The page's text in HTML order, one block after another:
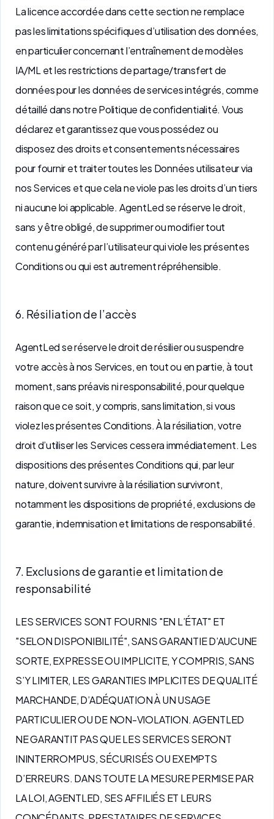
La licence accordée dans cette section ne remplace
pas les limitations spécifiques d’utilisation des données,
en particulier concernant l’entraînement de modèles
IA/ML et les restrictions de partage/transfert de
données pour les données de services intégrés, comme
détaillé dans notre Politique de confidentialité. Vous
déclarez et garantissez que vous possédez ou
disposez des droits et consentements nécessaires
pour fournir et traiter toutes les Données utilisateur via
nos Services et que cela ne viole pas les droits d’un tiers
ni aucune loi applicable. AgentLed se réserve le droit,
sans y être obligé, de supprimer ou modifier tout
contenu généré par l’utilisateur qui viole les présentes
Conditions ou qui est autrement répréhensible.
6. Résiliation de l’accès
AgentLed se réserve le droit de résilier ou suspendre
votre accès à nos Services, en tout ou en partie, à tout
moment, sans préavis ni responsabilité, pour quelque
raison que ce soit, y compris, sans limitation, si vous
violez les présentes Conditions. À la résiliation, votre
droit d’utiliser les Services cessera immédiatement. Les
dispositions des présentes Conditions qui, par leur
nature, doivent survivre à la résiliation survivront,
notamment les dispositions de propriété, exclusions de
garantie, indemnisation et limitations de responsabilité.
7. Exclusions de garantie et limitation de
responsabilité
LES SERVICES SONT FOURNIS "EN L’ÉTAT" ET
"SELON DISPONIBILITÉ", SANS GARANTIE D’AUCUNE
SORTE, EXPRESSE OU IMPLICITE, Y COMPRIS, SANS
S’Y LIMITER, LES GARANTIES IMPLICITES DE QUALITÉ
MARCHANDE, D’ADÉQUATION À UN USAGE
PARTICULIER OU DE NON-VIOLATION. AGENTLED
NE GARANTIT PAS QUE LES SERVICES SERONT
ININTERROMPUS, SÉCURISÉS OU EXEMPTS
D’ERREURS. DANS TOUTE LA MESURE PERMISE PAR
LA LOI, AGENTLED, SES AFFILIÉS ET LEURS